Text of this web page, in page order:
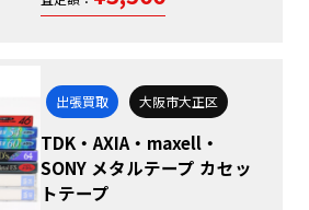
出張買取 大阪市大正区
TDK・AXIA・maxell・
SONY メタルテープ カセッ
トテープ